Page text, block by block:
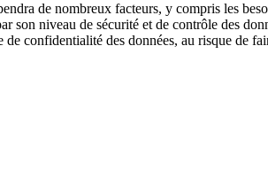
de nombreux facteurs, y compris les
niveau de sécurité et de contrôle des
confidentialité des données, au risque de